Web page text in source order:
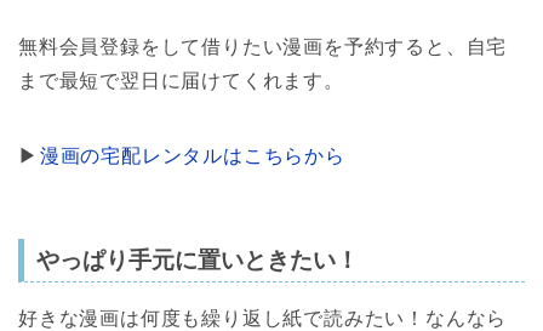
無料会員登録をして借りたい漫画を予約すると、自宅
まで最短で翌日に届けてくれます。
▶︎ 漫画の宅配レンタルはこちらから
やっぱり手元に置いときたい！
好きな漫画は何度も繰り返し紙で読みたい！なんなら